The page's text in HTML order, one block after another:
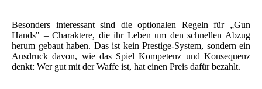
Besonders interessant sind die optionalen Regeln für „Gun
Hands" – Charaktere, die ihr Leben um den schnellen Abzug
herum gebaut haben. Das ist kein Prestige-System, sondern ein
Ausdruck davon, wie das Spiel Kompetenz und Konsequenz
denkt: Wer gut mit der Waffe ist, hat einen Preis dafür bezahlt.